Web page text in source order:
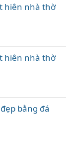
hiên nhà thờ
hiên nhà thờ
bằng đá